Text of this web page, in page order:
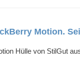
Motion.
Hülle von StilGut